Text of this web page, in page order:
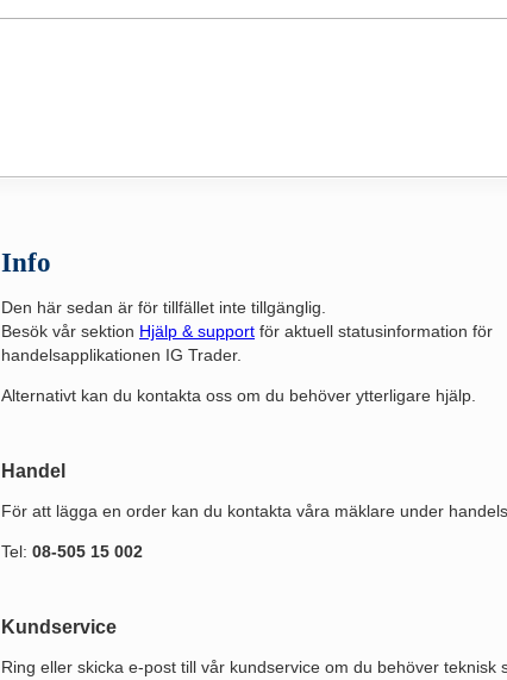
Info
Den här sedan är för tillfället inte tillgänglig.
Besök vår sektion Hjälp & support för aktuell statusinformation för
handelsapplikationen IG Trader.
Alternativt kan du kontakta oss om du behöver ytterligare hjälp.
Handel
För att lägga en order kan du kontakta våra mäklare under
Tel: 08-505 15 002
Kundservice
Ring eller skicka e-post till vår kundservice om du behöver teknisk